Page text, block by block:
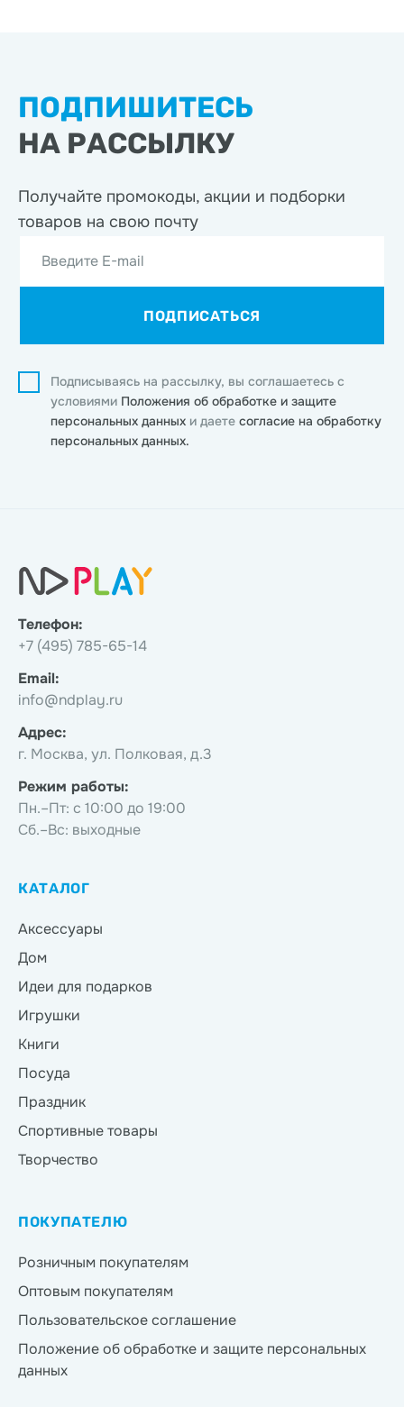
ПОДПИШИТЕСЬ
НА РАССЫЛКУ
Получайте промокоды, акции и подборки
товаров на свою почту
Введите E-mail
ПОДПИСАТЬСЯ
Подписываясь на рассылку, вы соглашаетесь с
условиями Положения об обработке и защите
персональных данных и даете согласие на обработку
персональных данных.
Телефон:
+7 (495) 785-65-14
Email:
info@ndplay.ru
Адрес:
г. Москва, ул. Полковая, д.3
Режим работы:
Пн.–Пт: с 10:00 до 19:00
Сб.–Вс: выходные
КАТАЛОГ
Аксессуары
Дом
Идеи для подарков
Игрушки
Книги
Посуда
Праздник
Спортивные товары
Творчество
ПОКУПАТЕЛЮ
Розничным покупателям
Оптовым покупателям
Пользовательское соглашение
Положение об обработке и защите персональных
данных